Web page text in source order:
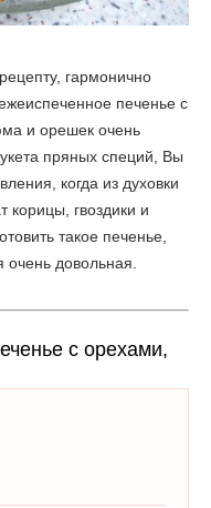
гармонично
печенье с
и орешек очень
пряных специй, Вы
когда из духовки
корицы, гвоздики и
такое печенье,
довольная.
с орехами,